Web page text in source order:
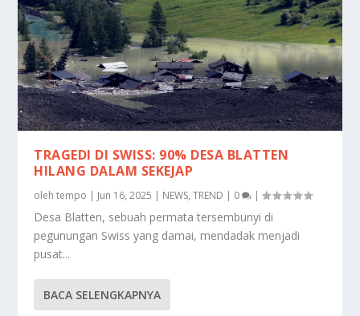
TRAGEDI DI SWISS: 90% DESA BLATTEN
HILANG DALAM SEKEJAP
olehtempo | Jun 16, 2025 | NEWS,TREND | 0 |
Desa Blatten, sebuah permata tersembunyi di
pegunungan Swiss yang damai, mendadak menjadi
pusat...
BACA SELENGKAPNYA